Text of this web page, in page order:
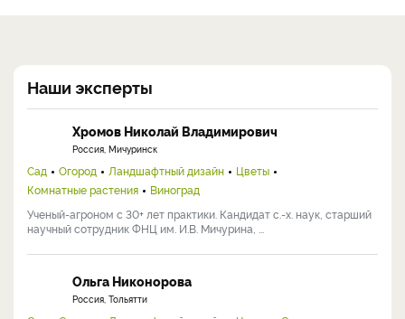
Наши эксперты
Хромов Николай Владимирович
Россия, Мичуринск
Сад Огород Ландшафтный дизайн
Цветы
Комнатные растения
Виноград
Ученый-агроном с 30+ лет практики. Кандидат с.-х. наук, старший
научный сотрудник ФНЦ им. И.В. Мичурина, ...
Ольга Никонорова
Россия, Тольятти